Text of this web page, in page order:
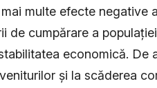
multe efecte negative
de cumpărare a
economică. De
și la scăderea